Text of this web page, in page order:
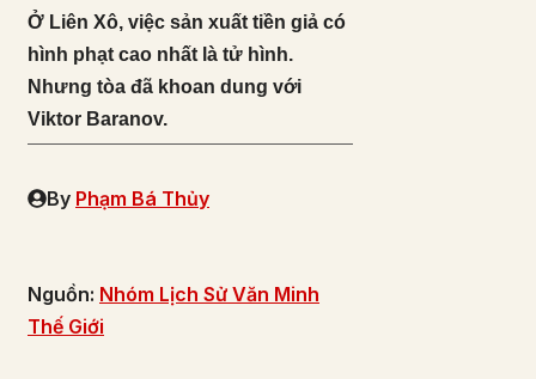
Ở Liên Xô, việc sản xuất tiền giả có
hình phạt cao nhất là tử hình.
Nhưng tòa đã khoan dung với
Viktor Baranov.
By Phạm Bá Thủy
Nguồn: Nhóm Lịch Sử Văn Minh
Thế Giới